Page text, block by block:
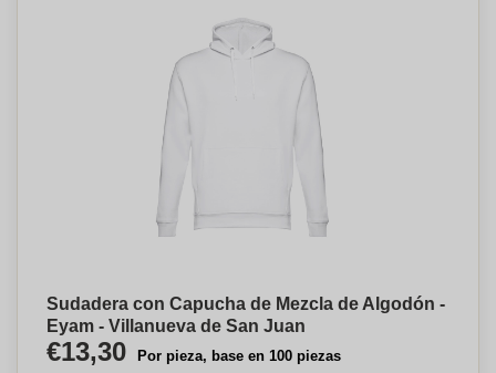
Sudadera con Capucha de Mezcla de Algodón -
Eyam - Villanueva de San Juan
€13,30 Por pieza, base en 100 piezas